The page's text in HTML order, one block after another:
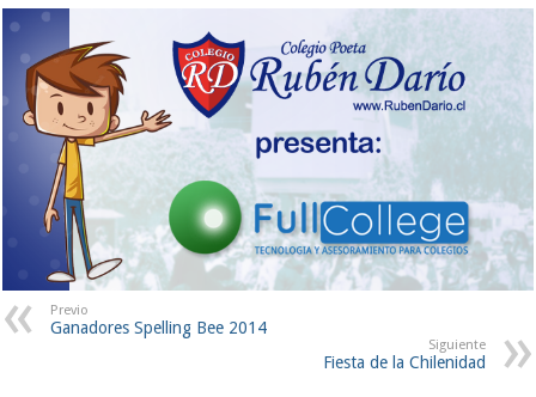
Previo
Ganadores Spelling Bee 2014
Siguiente
Fiesta de la Chilenidad